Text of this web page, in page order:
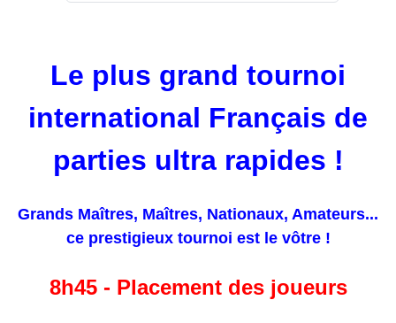
Le plus grand tournoi
international Français de
parties ultra rapides !
Grands Maîtres, Maîtres, Nationaux, Amateurs...
ce prestigieux tournoi est le vôtre !
8h45 - Placement des joueurs